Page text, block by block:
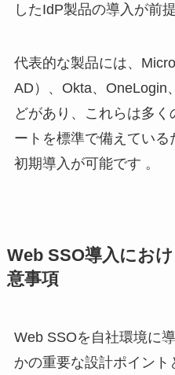
したIdP製品の導入が前
代表的な製品には、
AD）、Okta、OneLogin
どがあり、これらは多
ートを標準で備えてい
初期導入が可能です 。
Web SSO導入にお
意事項
Web SSOを自社環境に
かの重要な設計ポイント